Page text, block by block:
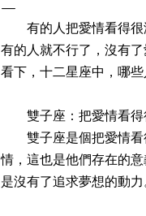
有的人把愛情看得很
有的人就不行了，沒有
看下，十二星座中，哪
雙子座：把愛情看得
雙子座是個把愛情看
情，這也是他們存在的
是沒有了追求夢想的動